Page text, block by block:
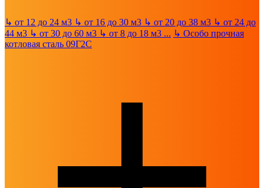
↳ от 12 до 24 м3 ↳ от 16 до 30 м3 ↳ от 20 до 38 м3 ↳ от 24 до
44 м3 ↳ от 30 до 60 м3 ↳ от 8 до 18 м3 ... ↳ Особо прочная
котловая сталь 09Г2С